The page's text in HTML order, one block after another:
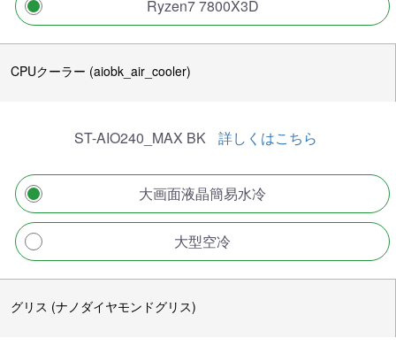
Ryzen7 7800X3D
CPUクーラー (aiobk_air_cooler)
ST-AIO240_MAX BK 詳しくはこちら
大画面液晶簡易水冷
大型空冷
グリス (ナノダイヤモンドグリス)